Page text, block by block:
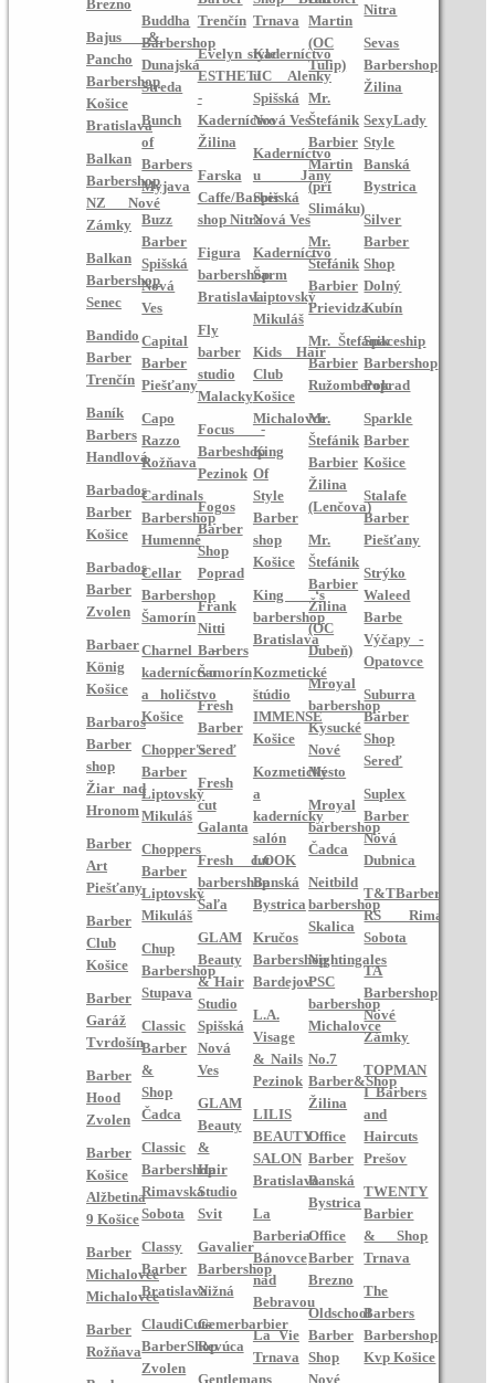
Brezno
Bajus &
Pancho
Barbershop
Košice
Bratislava
Balkan
Barbershop
NZ Nové
Zámky
Balkan
Barbershop
Senec
Bandido
Barber
Trenčín
Baník
Barbers
Handlová
Barbados
Barber
Košice
Barbados
Barber
Zvolen
Barbaer
König
Košice
Barbaros
Barber
shop
Žiar nad
Hronom
Barber
Art
Piešťany
Barber
Club
Košice
Barber
Garáž
Tvrdošín
Barber
Hood
Zvolen
Barber
Košice
Alžbetina
9 Košice
Barber
Michalovce
Michalovce
Barber
Rožňava
Buddha
Barbershop
Dunajská
Streda
Bunch
of
Barbers
Myjava
Buzz
Barber
Spišská
Nová
Ves
Capital
Barber
Piešťany
Capo
Razzo
Rožňava
Cardinals
Barbershop
Humenné
Cellar
Barbershop
Šamorín
Charnel -
kaderníctvo
a holičstvo
Košice
Chopper's
Barber
Liptovský
Mikuláš
Choppers
Barber
Liptovský
Mikuláš
Chup
Barbershop
Stupava
Classic
Barber
&
Shop
Čadca
Classic
Barbershop
Rimavská
Sobota
Classy
Barber
Bratislava
ClaudiCuts
BarberShop
Zvolen
Trenčín
Evelyn style
ESTHETIC
-
Kaderníctvo
Žilina
Farska
Caffe/Barber
shop Nitra
Figura
barbershop
Bratislava
Fly
barber
studio
Malacky
Focus -
Barbeshop
Pezinok
Fogos
Barber
Shop
Poprad
Frank
Nitti
Barbers
Šamorín
Fresh
Barber
Sereď
Fresh
cut
Galanta
Fresh cut
barbershop
Šaľa
GLAM
Beauty
& Hair
Studio
Spišská
Nová
Ves
GLAM
Beauty
&
Hair
Studio
Svit
Gavalier
Barbershop
Nižná
Gemerbarbier
Revúca
Gentlemans
Trnava
Kaderníctvo
u Alenky
Spišská
Nová Ves
Kaderníctvo
u Jany
Spišská
Nová Ves
Kaderníctvo
Šarm
Liptovský
Mikuláš
Kids Hair
Club
Košice
Michalovce
King
Of
Style
Barber
shop
Košice
King ‘s
barbershop
Bratislava
Kozmetické
štúdio
IMMENSE
Košice
Kozmetický
a
kadernícky
salón
LOOK
Banská
Bystrica
Kručos
Barbershop
Bardejov
L.A.
Visage
& Nails
Pezinok
LILIS
BEAUTY
SALON
Bratislava
La
Barberia
Bánovce
nad
Bebravou
La Vie
Trnava
Martin
(OC
Tulip)
Mr.
Štefánik
Barbier
Martin
(pri
Slimáku)
Mr.
Štefánik
Barbier
Prievidza
Mr. Štefánik
Barbier
Ružomberok
Mr.
Štefánik
Barbier
Žilina
(Lenčova)
Mr.
Štefánik
Barbier
Žilina
(OC
Dubeň)
Mroyal
barbershop
Kysucké
Nové
Mesto
Mroyal
barbershop
Čadca
Neitbild
barbershop
Skalica
Nightingales
PSC
barbershop
Michalovce
No.7
Barber&Shop
Žilina
Office
Barber
Banská
Bystrica
Office
Barber
Brezno
Oldschool
Barber
Shop
Nové
Nitra
Sevas
Barbershop
Žilina
SexyLady
Style
Banská
Bystrica
Silver
Barber
Shop
Dolný
Kubín
Spaceship
Barbershop
Poprad
Sparkle
Barber
Košice
Stalafe
Barber
Piešťany
Strýko
Waleed
Barbe
Výčapy -
Opatovce
Suburra
Barber
Shop
Sereď
Suplex
Barber
Nová
Dubnica
T&TBarberShop
RS Rimavská
Sobota
TA
Barbershop
Nové
Zámky
TOPMAN
I Barbers
and
Haircuts
Prešov
TWENTY
Barbier
& Shop
Trnava
The
Barbers
Barbershop
Kvp Košice